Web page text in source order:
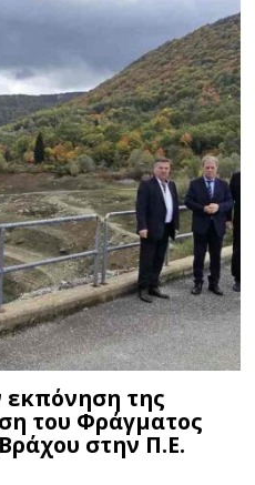
εκπόνηση της
του Φράγματος
στην Π.Ε.